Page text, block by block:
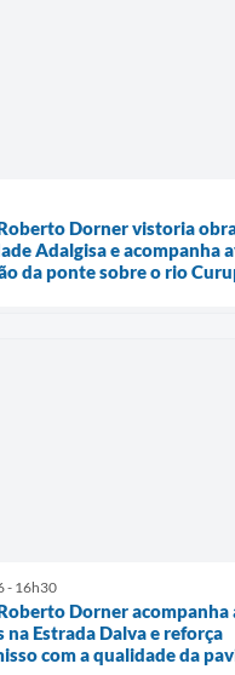
Dorner vistoria
Adalgisa e acompanha
da ponte sobre o rio
- 16h30
Dorner acompanha
na Estrada Dalva e reforça
com a qualidade da